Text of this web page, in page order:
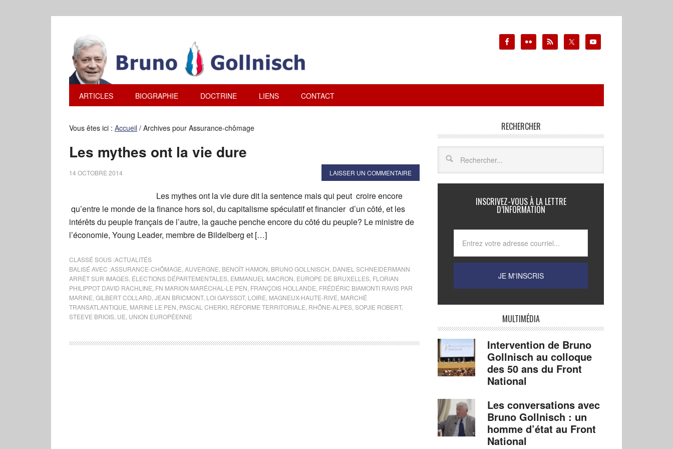
ARTICLES BIOGRAPHIE DOCTRINE LIENS CONTACT
Vous êtes ici : Accueil / Archives pour Assurance-chômage
Les mythes ont la vie dure
14 OCTOBRE 2014 LAISSER UN COMMENTAIRE
Les mythes ont la vie dure dit la sentence mais qui peut croire encore
qu’entre le monde de la finance hors sol, du capitalisme spéculatif et financier d’un côté, et les
intérêts du peuple français de l’autre, la gauche penche encore du côté du peuple? Le ministre de
l’économie, Young Leader, membre de Bildelberg et […]
CLASSÉ SOUS :ACTUALITÉS
BALISÉ AVEC :ASSURANCE-CHÔMAGE AUVERGNE BENOÎT HAMON BRUNO GOLLNISCH DANIEL SCHNEIDERMANN
ARRÊT SUR IMAGES ÉLECTIONS DÉPARTEMENTALES EMMANUEL MACRON EUROPE DE BRUXELLES FLORIAN
PHILIPPOT DAVID RACHLINE FN MARION MARÉCHAL-LE PEN FRANÇOIS HOLLANDE FRÉDÉRIC BIAMONTI RAVIS PAR
MARINE GILBERT COLLARD JEAN BRICMONT, LOI GAYSSOT, LOIRE MAGNEUX-HAUTE-RIVE MARCHÉ
TRANSATLANTIQUE MARINE LE PEN PASCAL CHERKI RÉFORME TERRITORIALE RHÔNE-ALPES SOPJIE ROBERT,
STEEVE BRIOIS UE UNION EUROPÉENNE
RECHERCHER
INSCRIVEZ-VOUS À LA LETTRE
D’INFORMATION
MULTIMÉDIA
Intervention de Bruno
Gollnisch au colloque
des 50 ans du Front
National
Les conversations avec
Bruno Gollnisch : un
homme d’état au Front
National